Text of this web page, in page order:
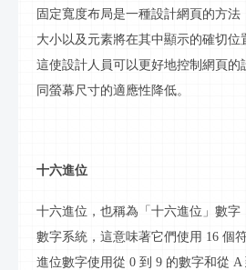
固定寬度布局是一種設計網頁的方法
大小以及元素將在其中顯示的確切位
這使設計人員可以更好地控制網頁的
同 螢幕 尺寸的適應性降低。
十六進位
十六進位，也稱為「十六進位」數字
數字系統，這意味著它們使用 16 個
進位數字使用從 0 到 9 的數字和從